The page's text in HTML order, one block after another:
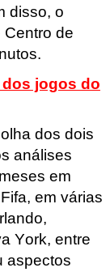
disso, o
Centro de
jogos do
dos dois
análises
em
em várias
York, entre
aspectos